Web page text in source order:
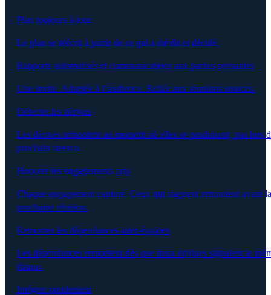
Plan toujours à jour
Le plan se réécrit à partir de ce qui a été dit et décidé.
Rapports automatisés et communications aux parties prenantes
Une invite. Adaptée à l’audience. Reliée aux réunions sources.
Détecter les dérives
Les dérives remontent au moment où elles se produisent, pas lors
prochain steerco.
Honorer les engagements pris
Chaque engagement capturé. Ceux qui stagnent remontent avant la
prochaine réunion.
Remonter les dépendances inter-équipes
Les dépendances remontent dès que deux équipes signalent le
risque.
Intégrer rapidement